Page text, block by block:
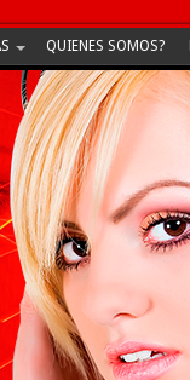
QUIENES SOMOS?